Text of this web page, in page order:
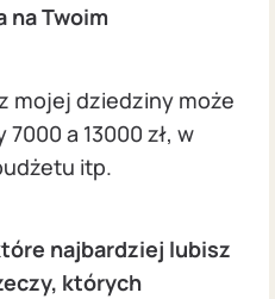
na Twoim
mojej dziedziny może
a 13000 zł, w
itp.
najbardziej lubisz
których